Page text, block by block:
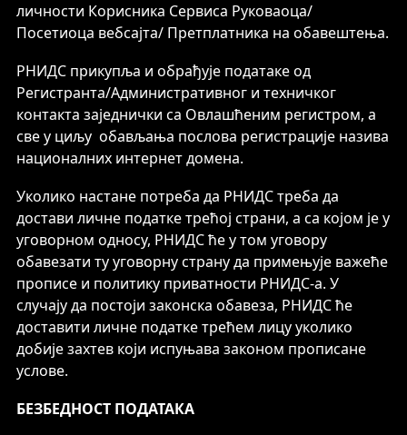
личности Корисника Сервиса Руковаоца/
Посетиоца вебсајта/ Претплатника на обавештења.
РНИДС прикупља и обрађује податаке од
Регистранта/Административног и техничког
контакта заједнички са Овлашћеним регистром, а
све у циљу обављања послова регистрације назива
националних интернет домена.
Уколико настане потреба да РНИДС треба да
достави личне податке трећој страни, а са којом је у
уговорном односу, РНИДС ће у том уговору
обавезати ту уговорну страну да примењује важеће
прописе и политику приватности РНИДС-а. У
случају да постоји законска обавеза, РНИДС ће
доставити личне податке трећем лицу уколико
добије захтев који испуњава законом прописане
услове.
БЕЗБЕДНОСТ ПОДАТАКА